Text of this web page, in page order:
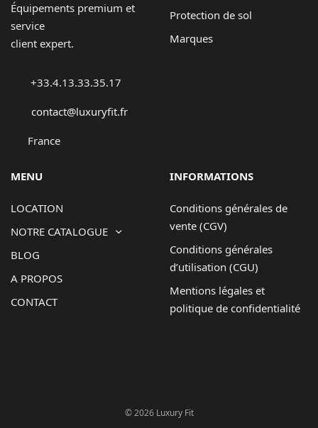
Équipements premium et
service
client expert.
+33.4.13.33.35.17
contact@luxuryfit.fr
France
Protection de sol
Marques
MENU
LOCATION
NOTRE CATALOGUE
BLOG
A PROPOS
CONTACT
INFORMATIONS
Conditions générales de
vente (CGV)
Conditions générales
d’utilisation (CGU)
Mentions légales et
politique de confidentialité
© 2026 Luxury Fit